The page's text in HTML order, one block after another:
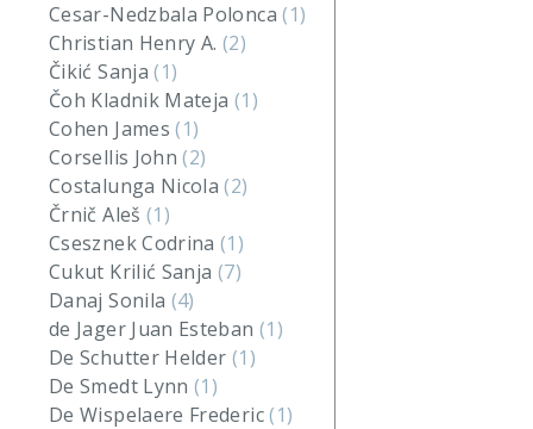
Cesar-Nedzbala Polonca(1)
Christian Henry A. (2)
Čikić Sanja(1)
Čoh Kladnik Mateja (1)
Cohen James(1)
Corsellis John(2)
Costalunga Nicola(2)
Črnič Aleš (1)
Csesznek Codrina(1)
Cukut Krilić Sanja (7)
Danaj Sonila (4)
de Jager Juan Esteban (1)
De Schutter Helder (1)
De Smedt Lynn(1)
De Wispelaere Frederic(1)